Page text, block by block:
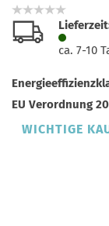
ca. 7-10
EU Verordnung
WICHTIGE